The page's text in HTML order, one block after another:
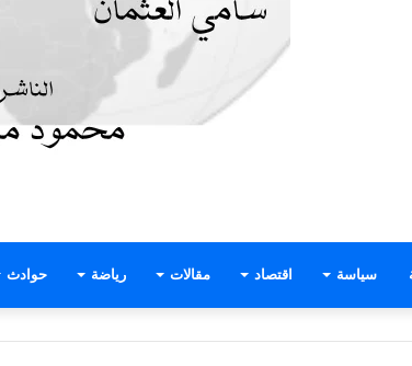
سياسة اقتصاد مقالات رياضة حوادث